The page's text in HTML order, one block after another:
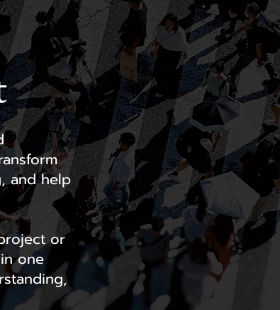
and help
or
one